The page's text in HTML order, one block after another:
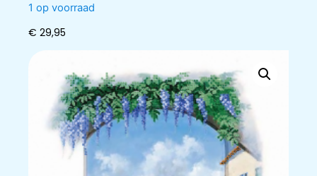
1 op voorraad
€ 29,95